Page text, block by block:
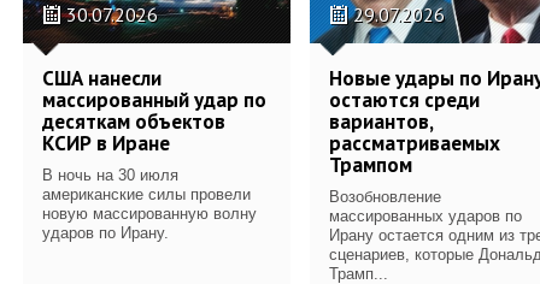
30.07.2026
США нанесли
массированный удар по
десяткам объектов
КСИР в Иране
В ночь на 30 июля
американские силы провели
новую массированную волну
ударов по Ирану.
29.07.2026
Новые удары по
остаются среди
вариантов,
рассматриваемых
Трампом
Возобновление
массированных ударов по
Ирану остается одним из
сценариев, которые
Трамп...